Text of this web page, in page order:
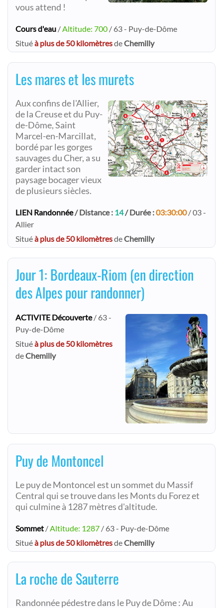
vous attend !
Cours d'eau /Altitude: 700 / 63 - Puy-de-Dôme
Situéà plus de 50 kilomètresdeChemilly
Les mares et les murets
Aux confins de l'Allier,
de la Creuse et du Puy-
de-Dôme, Saint
Marcel-en-Marcillat,
bordé par les gorges
sauvages du Cher, a su
garder intact son
paysage bocager vieux
de plusieurs siècles.​
LIEN Randonnée/ Distance : 14/ Durée :03:30:00/ 03 -
Allier
Situéà plus de 50 kilomètresdeChemilly
Jour 1: Bordeaux-Riom (en direction
des Alpes pour randonner)
ACTIVITE Découverte/ 63 -
Puy-de-Dôme
Situéà plus de 50 kilomètres
deChemilly
Puy de Montoncel
Le puy de Montoncel est un sommet du Massif
Central qui se trouve dans les Monts du Forez et
qui culmine à 1287 mètres d'altitude.
Sommet /Altitude: 1287 / 63 - Puy-de-Dôme
Situéà plus de 50 kilomètresdeChemilly
La roche de Sauterre
Randonnée pédestre dans le Puy de Dôme : Au